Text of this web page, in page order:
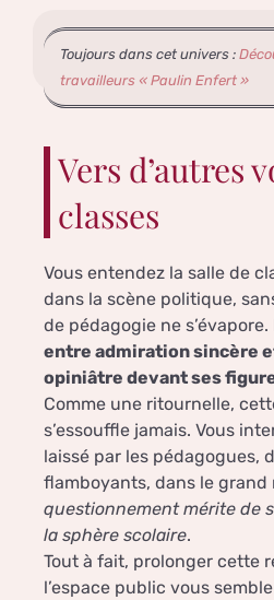
Toujours dans cet univers :
travailleurs « Paulin Enfert »
Vers d’autres
classes
Vous entendez la salle de
dans la scène politique,
de pédagogie ne s’évapore.
entre admiration sincère
opiniâtre devant ses
Comme une ritournelle,
s’essouffle jamais. Vous
laissé par les pédagogues,
flamboyants, dans le grand
questionnement mérite de
la sphère scolaire.
Tout à fait, prolonger cette
l’espace public vous